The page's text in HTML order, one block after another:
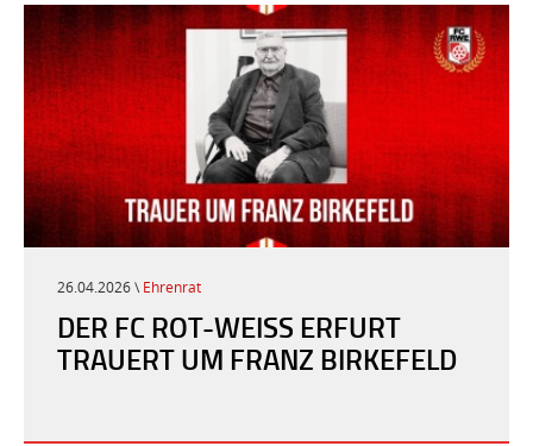
26.04.2026 \ Ehrenrat
DER FC ROT-WEISS ERFURT T
RAUERT UM FRANZ BIRKEFELD